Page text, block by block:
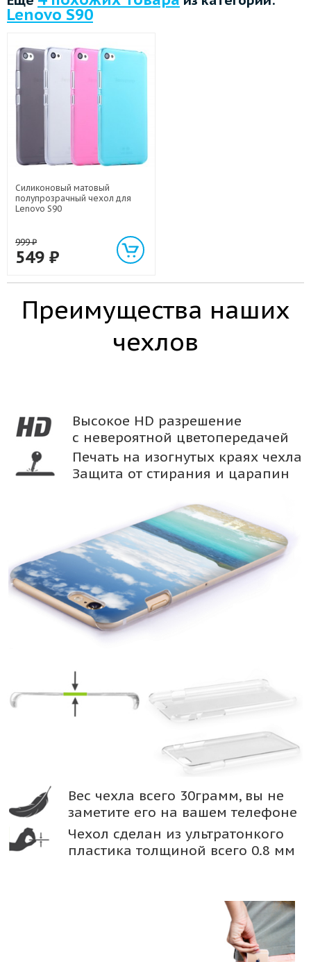
Lenovo S90
Силиконовый матовый
полупрозрачный чехол для
Lenovo S90
999₽
549 ₽
Преимущества наших
чехлов
Высокое HD разрешение
с невероятной цветопередачей
Печать на изогнутых краях чехла
Защита от стирания и царапин
Вес чехла всего 30грамм, вы не
заметите его на вашем телефоне
Чехол сделан из ультратонкого
пластика толщиной всего 0.8 мм